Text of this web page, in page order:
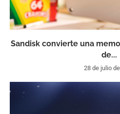
Sandisk convierte una
de...
28 de julio